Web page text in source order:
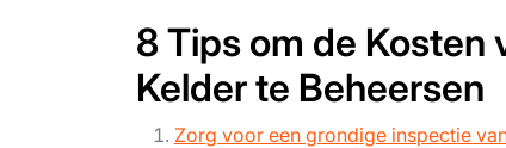
8 Tips om de Kosten
Kelder te Beheersen
Zorg voor een grondige inspectie